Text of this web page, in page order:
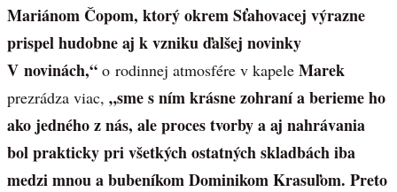
Mariánom Čopom, ktorý okrem Sťahovacej výrazne
prispel hudobne aj k vzniku ďalšej novinky
V novinách,“ o rodinnej atmosfére v kapele Marek
prezrádza viac, „sme s ním krásne zohraní a berieme ho
ako jedného z nás, ale proces tvorby a aj nahrávania
bol prakticky pri všetkých ostatných skladbách iba
medzi mnou a bubeníkom Dominikom Krasuľom. Preto